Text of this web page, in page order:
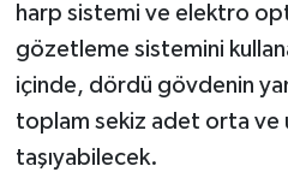
harp sistemi ve elektro
gözetleme sistemini
içinde, dördü gövdenin
toplam sekiz adet orta ve
taşıyabilecek.